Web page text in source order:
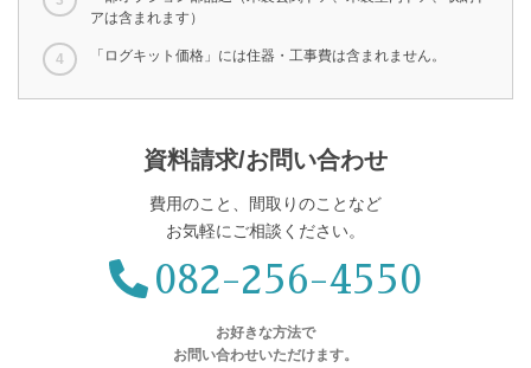
アは含まれます）
「ログキット価格」には住器・工事費は含まれません。
資料請求/お問い合わせ
費用のこと、間取りのことなど
お気軽にご相談ください。
082-256-4550
お好きな方法で
お問い合わせいただけます。